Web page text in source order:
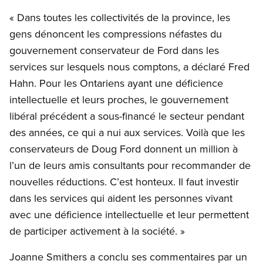
« Dans toutes les collectivités de la province, les
gens dénoncent les compressions néfastes du
gouvernement conservateur de Ford dans les
services sur lesquels nous comptons, a déclaré Fred
Hahn. Pour les Ontariens ayant une déficience
intellectuelle et leurs proches, le gouvernement
libéral précédent a sous-financé le secteur pendant
des années, ce qui a nui aux services. Voilà que les
conservateurs de Doug Ford donnent un million à
l’un de leurs amis consultants pour recommander de
nouvelles réductions. C’est honteux. Il faut investir
dans les services qui aident les personnes vivant
avec une déficience intellectuelle et leur permettent
de participer activement à la société. »
Joanne Smithers a conclu ses commentaires par un